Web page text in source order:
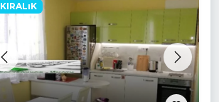
Previous Next
KIRALıK